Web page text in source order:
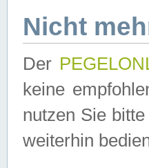
Nicht
Der
keine
nutzen Sie
weiterhin